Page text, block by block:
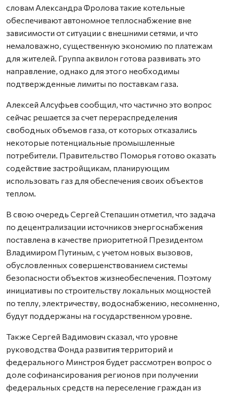
словам Александра Фролова такие котельные
обеспечивают автономное теплоснабжение вне
зависимости от ситуации с внешними сетями, и что
немаловажно, существенную экономию по платежам
для жителей. Группа аквилон готова развивать это
направление, однако для этого необходимы
подтвержденные лимиты по поставкам газа.
Алексей Алсуфьев сообщил, что частично это вопрос
сейчас решается за счет перераспределения
свободных объемов газа, от которых отказались
некоторые потенциальные промышленные
потребители. Правительство Поморья готово оказать
содействие застройщикам, планирующим
использовать газ для обеспечения своих объектов
теплом.
В свою очередь Сергей Степашин отметил, что задача
по децентрализации источников энергоснабжения
поставлена в качестве приоритетной Президентом
Владимиром Путиным, с учетом новых вызовов,
обусловленных совершенствованием системы
безопасности объектов жизнеобеспечения. Поэтому
инициативы по строительству локальных мощностей
по теплу, электричеству, водоснабжению, несомненно,
будут поддержаны на государственном уровне.
Также Сергей Вадимович сказал, что уровне
руководства Фонда развития территорий и
федерального Минстроя будет рассмотрен вопрос о
доле софинансирования регионов при получении
федеральных средств на переселение граждан из